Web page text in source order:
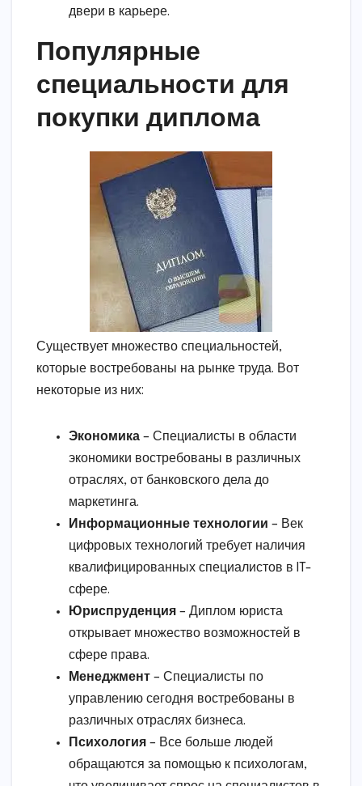
двери в карьере.
Популярные
специальности для
покупки диплома
Существует множество специальностей,
которые востребованы на рынке труда. Вот
некоторые из них:
Экономика – Специалисты в области
экономики востребованы в различных
отраслях, от банковского дела до
маркетинга.
Информационные технологии – Век
цифровых технологий требует наличия
квалифицированных специалистов в IT-
сфере.
Юриспруденция – Диплом юриста
открывает множество возможностей в
сфере права.
Менеджмент – Специалисты по
управлению сегодня востребованы в
различных отраслях бизнеса.
Психология – Все больше людей
обращаются за помощью к психологам,